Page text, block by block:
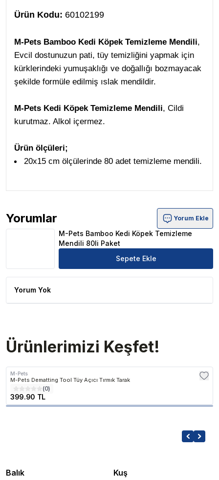
Ürün Kodu: 60102199
M-Pets Bamboo Kedi Köpek Temizleme Mendili,
Evcil dostunuzun pati, tüy temizliğini yapmak için
kürklerindeki yumuşaklığı ve doğallığı bozmayacak
şekilde formüle edilmiş ıslak mendildir.
M-Pets Kedi Köpek Temizleme Mendili, Cildi
kurutmaz. Alkol içermez.
Ürün ölçüleri;
20x15 cm ölçülerinde 80 adet temizleme mendili.
Yorumlar
M-Pets Bamboo Kedi Köpek Temizleme Mendili 80li
Yorum Ekle
M-Pets Bamboo Kedi Köpek Temizleme
Mendili 80li Paket
Sepete Ekle
Yorum Yok
Ürünlerimizi Keşfet!
M-Pets
M-Pets Dematting Tool Tüy Açıcı Tırmık Tarak
(0)
399.90 TL
Balık Kuş